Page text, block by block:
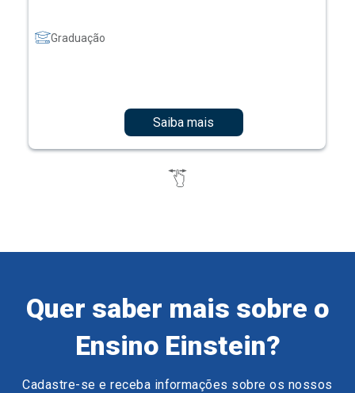
Graduação
Saiba mais
Quer saber mais sobre o
Ensino Einstein?
Cadastre-se e receba informações sobre os nossos